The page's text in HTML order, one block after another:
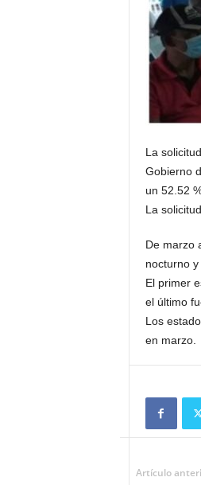
La
Gobierno
un 52.52
La
De marzo
nocturno y
El primer
el último
Los
en marzo.
Artículo